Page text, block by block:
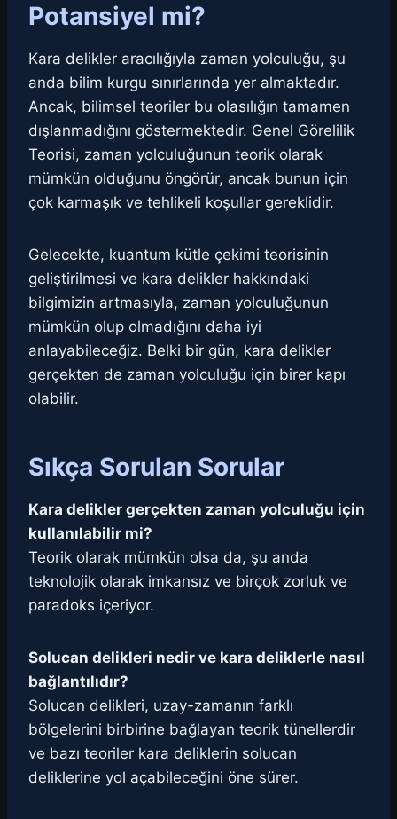
Potansiyel mi?
Kara delikler aracılığıyla zaman yolculuğu, şu
anda bilim kurgu sınırlarında yer almaktadır.
Ancak, bilimsel teoriler bu olasılığın tamamen
dışlanmadığını göstermektedir. Genel Görelilik
Teorisi, zaman yolculuğunun teorik olarak
mümkün olduğunu öngörür, ancak bunun için
çok karmaşık ve tehlikeli koşullar gereklidir.
Gelecekte, kuantum kütle çekimi teorisinin
geliştirilmesi ve kara delikler hakkındaki
bilgimizin artmasıyla, zaman yolculuğunun
mümkün olup olmadığını daha iyi
anlayabileceğiz. Belki bir gün, kara delikler
gerçekten de zaman yolculuğu için birer kapı
olabilir.
Sıkça Sorulan Sorular
Kara delikler gerçekten zaman yolculuğu için
kullanılabilir mi?
Teorik olarak mümkün olsa da, şu anda
teknolojik olarak imkansız ve birçok zorluk ve
paradoks içeriyor.
Solucan delikleri nedir ve kara deliklerle nasıl
bağlantılıdır?
Solucan delikleri, uzay-zamanın farklı
bölgelerini birbirine bağlayan teorik tünellerdir
ve bazı teoriler kara deliklerin solucan
deliklerine yol açabileceğini öne sürer.